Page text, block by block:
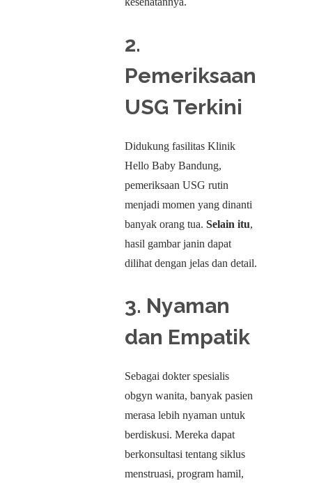
2.
Pemeriksaan
USG Terkini
Didukung fasilitas Klinik
Hello Baby Bandung,
pemeriksaan USG rutin
menjadi momen yang dinanti
banyak orang tua. Selain itu,
hasil gambar janin dapat
dilihat dengan jelas dan detail.
3. Nyaman
dan Empatik
Sebagai dokter spesialis
obgyn wanita, banyak pasien
merasa lebih nyaman untuk
berdiskusi. Mereka dapat
berkonsultasi tentang siklus
menstruasi, program hamil,